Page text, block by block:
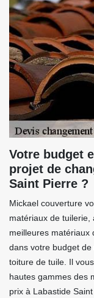
Votre budget
projet de
Saint Pierre ?
Mickael couverture
matériaux de tuilerie,
meilleures matériaux
dans votre budget
toiture de tuile. Il
hautes gammes des
prix à Labastide